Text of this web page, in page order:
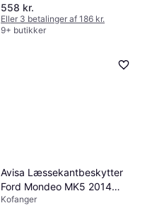
558 kr.
Eller 3 betalinger af 186 kr.
9+ butikker
Avisa Læssekantbeskytter
Ford Mondeo MK5 2014
Matsort
Kofanger